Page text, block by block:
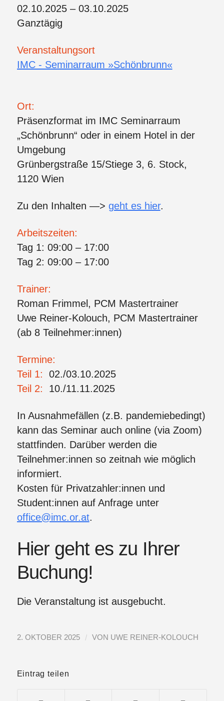
02.10.2025 – 03.10.2025
Ganztägig
Veranstaltungsort
IMC - Seminarraum »Schönbrunn«
Ort:
Präsenzformat im IMC Seminarraum
„Schönbrunn“ oder in einem Hotel in der
Umgebung
Grünbergstraße 15/Stiege 3, 6. Stock,
1120 Wien
Zu den Inhalten —> geht es hier.
Arbeitszeiten:
Tag 1: 09:00 – 17:00
Tag 2: 09:00 – 17:00
Trainer:
Roman Frimmel, PCM Mastertrainer
Uwe Reiner-Kolouch, PCM Mastertrainer
(ab 8 Teilnehmer:innen)
Termine:
Teil 1: 02./03.10.2025
Teil 2: 10./11.11.2025
In Ausnahmefällen (z.B. pandemiebedingt)
kann das Seminar auch online (via Zoom)
stattfinden. Darüber werden die
Teilnehmer:innen so zeitnah wie möglich
informiert.
Kosten für Privatzahler:innen und
Student:innen auf Anfrage unter
office@imc.or.at.
Hier geht es zu Ihrer
Buchung!
Die Veranstaltung ist ausgebucht.
2. OKTOBER 2025 / VON UWE REINER-KOLOUCH
Eintrag teilen